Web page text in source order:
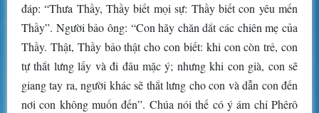
đáp: “Thưa Thầy, Thầy biết mọi sự: Thầy biết con yêu mến
Thầy”. Người bảo ông: “Con hãy chăn dắt các chiên mẹ của
Thầy. Thật, Thầy bảo thật cho con biết: khi con còn trẻ, con
tự thắt lưng lấy và đi đâu mặc ý; nhưng khi con già, con sẽ
giang tay ra, người khác sẽ thắt lưng cho con và dẫn con đến
nơi con không muốn đến”. Chúa nói thế có ý ám chỉ Phêrô